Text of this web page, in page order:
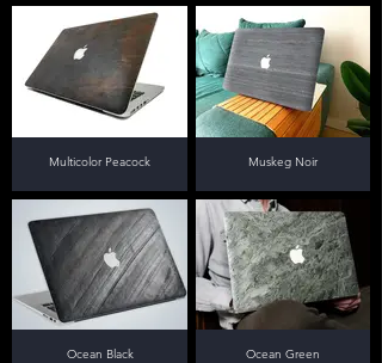
Multicolor Peacock Muskeg Noir
Ocean Black Ocean Green